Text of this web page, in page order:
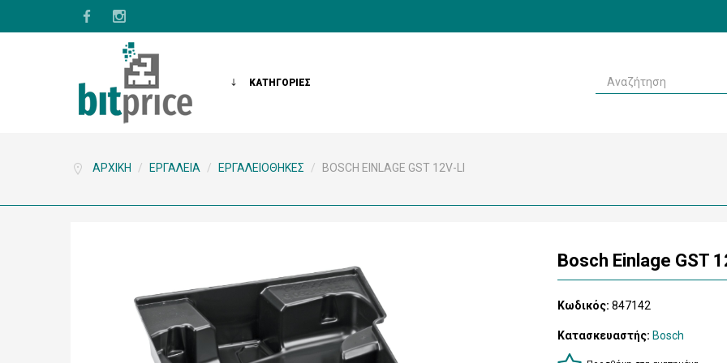
ΚΑΤΗΓΟΡΙΕΣ
ΑΡΧΙΚΉ / ΕΡΓΑΛΕΊΑ / ΕΡΓΑΛΕΙΟΘΉΚΕΣ / BOSCH EINLAGE GST 12V-LI
Bosch Einlage GST
Κωδικός: 847142
Κατασκευαστής: Bosch